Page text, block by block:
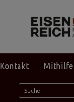
Kontakt Mithilfe